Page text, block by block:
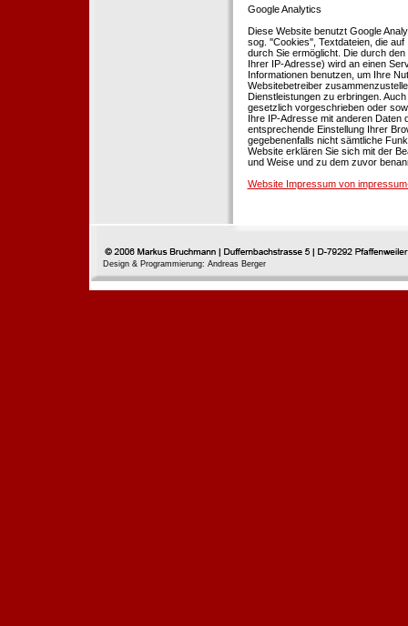
Google Analytics
Diese Website benutzt Google
sog. ''Cookies'', Textdateien, die
durch Sie ermöglicht. Die durch
Ihrer IP-Adresse) wird an einen
Informationen benutzen, um Ihre
Websitebetreiber
Dienstleistungen zu erbringen.
gesetzlich vorgeschrieben oder
Ihre IP-Adresse mit anderen Daten
entsprechende Einstellung Ihrer
gegebenenfalls nicht sämtliche
Website erklären Sie sich mit der
und Weise und zu dem zuvor
Website Impressum von
Design & Programmierung: Andreas Berger